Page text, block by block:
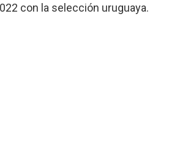
con la selección uruguaya.